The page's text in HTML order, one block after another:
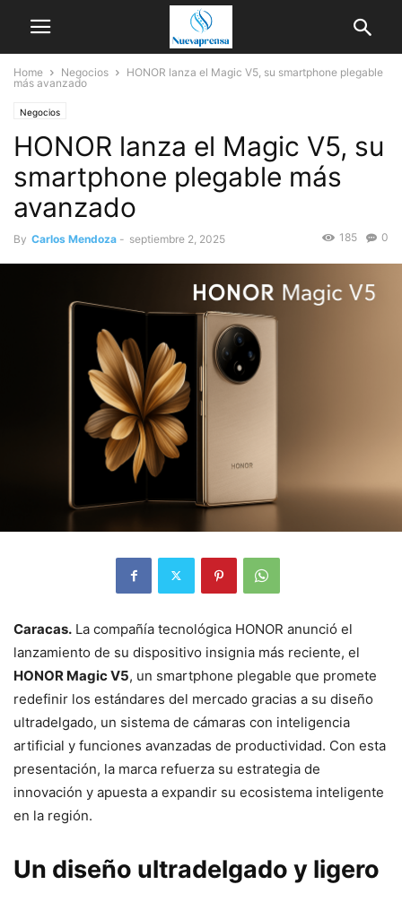
Home Negocios
HONOR lanza el Magic V5, su smartphone plegable
más avanzado
Negocios
HONOR lanza el Magic V5, su
smartphone plegable más
avanzado
By Carlos Mendoza - septiembre 2, 2025 0
185
Caracas. La compañía tecnológica HONOR anunció el
lanzamiento de su dispositivo insignia más reciente, el
HONOR Magic V5, un smartphone plegable que promete
redefinir los estándares del mercado gracias a su diseño
ultradelgado, un sistema de cámaras con inteligencia
artificial y funciones avanzadas de productividad. Con esta
presentación, la marca refuerza su estrategia de
innovación y apuesta a expandir su ecosistema inteligente
en la región.
Un diseño ultradelgado y ligero